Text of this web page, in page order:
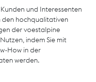
und Interessenten
den hochqualitativen
der voestalpine
indem Sie mit
How in der
werden.